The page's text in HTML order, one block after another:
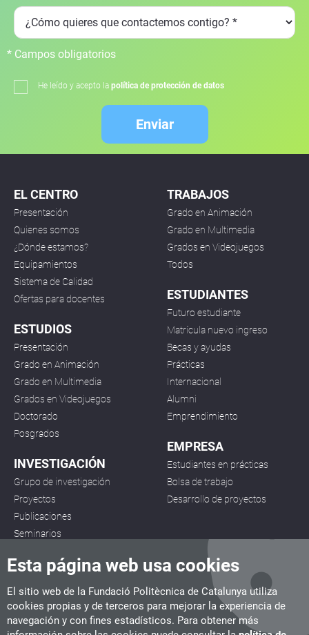
Esta página web usa cookies
El sitio web de la Fundació Politècnica de Catalunya utiliza
cookies propias y de terceros para mejorar la experiencia de
navegación y con fines estadísticos. Para obtener más
* Campos obligatorios
He leído y acepto la política de protección de datos
Enviar
EL CENTRO
Presentación
Quienes somos
¿Dónde estamos?
Equipamientos
Sistema de Calidad
Ofertas para docentes
ESTUDIOS
Presentación
Grado en Animación
Grado en Multimedia
Grados en Videojuegos
Doctorado
Posgrados
INVESTIGACIÓN
Grupo de investigación
Proyectos
Publicaciones
Seminarios
TRABAJOS
Grado en Animación
Grado en Multimedia
Grados en Videojuegos
Todos
ESTUDIANTES
Futuro estudiante
Matrícula nuevo ingreso
Becas y ayudas
Prácticas
Internacional
Alumni
Emprendimiento
EMPRESA
Estudiantes en prácticas
Bolsa de trabajo
Desarrollo de proyectos
CITM